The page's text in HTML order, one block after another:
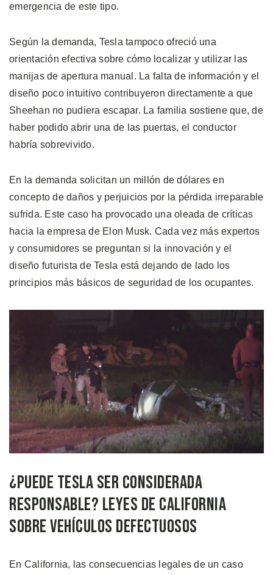
emergencia de este tipo.
Según la demanda, Tesla tampoco ofreció una
orientación efectiva sobre cómo localizar y utilizar las
manijas de apertura manual. La falta de información y el
diseño poco intuitivo contribuyeron directamente a que
Sheehan no pudiera escapar. La familia sostiene que, de
haber podido abrir una de las puertas, el conductor
habría sobrevivido.
En la demanda solicitan un millón de dólares en
concepto de daños y perjuicios por la pérdida irreparable
sufrida. Este caso ha provocado una oleada de críticas
hacia la empresa de Elon Musk. Cada vez más expertos
y consumidores se preguntan si la innovación y el
diseño futurista de Tesla está dejando de lado los
principios más básicos de seguridad de los ocupantes.
¿Puede Tesla Ser Considerada
Responsable? Leyes de California
sobre Vehículos Defectuosos
En California, las consecuencias legales de un caso